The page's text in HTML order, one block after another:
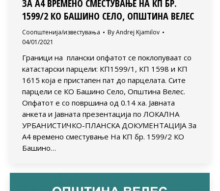
ЗА А4 ВРЕМЕНО СМЕСТУВАЊЕ НА КП БР.
1599/2 КО БАШИНО СЕЛO, ОПШТИНА ВЕЛЕС
Соопштенија/известувања ByAndrej Kjamilov
04/01/2021
Граници на плански опфатот се поклопуваат со
катастарски парцели: КП1599/1, КП 1598 и КП
1615 која е пристапен пат до парцелата. Сите
парцели се КО Башино Селo, Општина Велес.
Опфатот е со површина од 0.14 ха. Јавната
анкета и Јавната презентација по ЛОКАЛНА
УРБАНИСТИЧКО-ПЛАНСКА ДОКУМЕНТАЦИЈА За
А4 времено сместување На КП бр. 1599/2 КО
Башино…